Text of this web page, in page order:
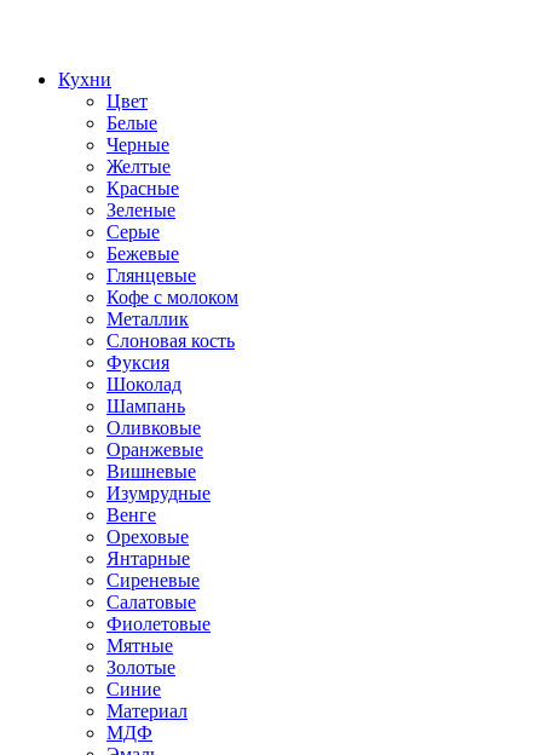
Кухни
Цвет
Белые
Черные
Желтые
Красные
Зеленые
Серые
Бежевые
Глянцевые
Кофе с молоком
Металлик
Слоновая кость
Фуксия
Шоколад
Шампань
Оливковые
Оранжевые
Вишневые
Изумрудные
Венге
Ореховые
Янтарные
Сиреневые
Салатовые
Фиолетовые
Мятные
Золотые
Синие
Материал
МДФ